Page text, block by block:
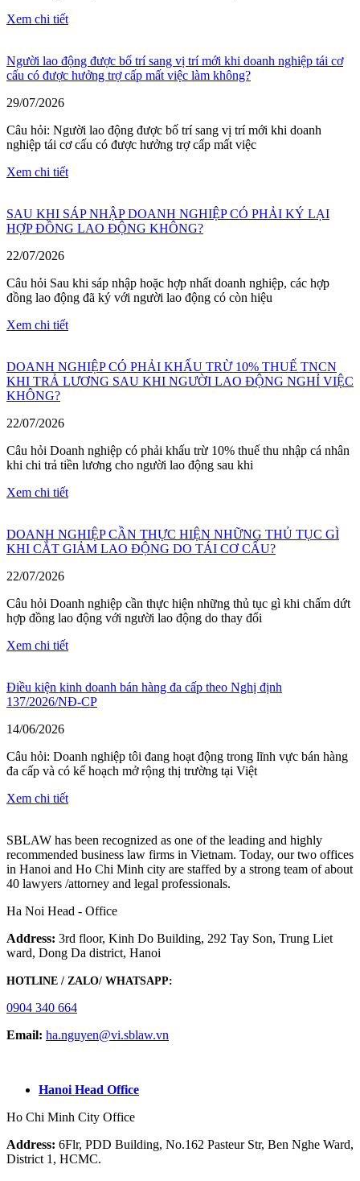
Xem chi tiết
Người lao động được bố trí sang vị trí mới khi doanh nghiệp tái cơ
cấu có được hưởng trợ cấp mất việc làm không?
29/07/2026
Câu hỏi: Người lao động được bố trí sang vị trí mới khi doanh
nghiệp tái cơ cấu có được hưởng trợ cấp mất việc
Xem chi tiết
SAU KHI SÁP NHẬP DOANH NGHIỆP CÓ PHẢI KÝ LẠI
HỢP ĐỒNG LAO ĐỘNG KHÔNG?
22/07/2026
Câu hỏi Sau khi sáp nhập hoặc hợp nhất doanh nghiệp, các hợp
đồng lao động đã ký với người lao động có còn hiệu
Xem chi tiết
DOANH NGHIỆP CÓ PHẢI KHẤU TRỪ 10% THUẾ TNCN
KHI TRẢ LƯƠNG SAU KHI NGƯỜI LAO ĐỘNG NGHỈ VIỆC
KHÔNG?
22/07/2026
Câu hỏi Doanh nghiệp có phải khấu trừ 10% thuế thu nhập cá nhân
khi chi trả tiền lương cho người lao động sau khi
Xem chi tiết
DOANH NGHIỆP CẦN THỰC HIỆN NHỮNG THỦ TỤC GÌ
KHI CẮT GIẢM LAO ĐỘNG DO TÁI CƠ CẤU?
22/07/2026
Câu hỏi Doanh nghiệp cần thực hiện những thủ tục gì khi chấm dứt
hợp đồng lao động với người lao động do thay đổi
Xem chi tiết
Điều kiện kinh doanh bán hàng đa cấp theo Nghị định
137/2026/NĐ-CP
14/06/2026
Câu hỏi: Doanh nghiệp tôi đang hoạt động trong lĩnh vực bán hàng
đa cấp và có kế hoạch mở rộng thị trường tại Việt
Xem chi tiết
SBLAW has been recognized as one of the leading and highly
recommended business law firms in Vietnam. Today, our two offices
in Hanoi and Ho Chi Minh city are staffed by a strong team of about
40 lawyers /attorney and legal professionals.
Ha Noi Head - Office
Address: 3rd floor, Kinh Do Building, 292 Tay Son, Trung Liet
ward, Dong Da district, Hanoi
HOTLINE / ZALO/ WHATSAPP:
0904 340 664
Email: ha.nguyen@vi.sblaw.vn
Hanoi Head Office
Ho Chi Minh City Office
Address: 6Flr, PDD Building, No.162 Pasteur Str, Ben Nghe Ward,
District 1, HCMC.